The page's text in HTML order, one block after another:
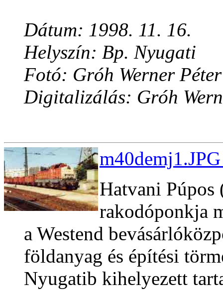
Dátum: 1998. 11. 16.
Helyszín: Bp. Nyugati
Fotó: Gróh Werner Péter
Digitalizálás: Gróh
Hatvani
rakodóponkja
a Westend
földanyag és építési
Nyugatib kihelyezett